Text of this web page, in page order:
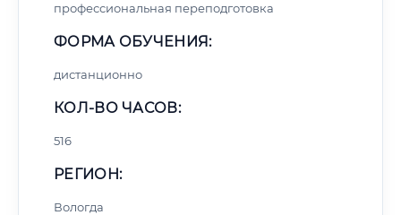
профессиональная переподготовка
ФОРМА ОБУЧЕНИЯ:
дистанционно
КОЛ-ВО ЧАСОВ:
516
РЕГИОН:
Вологда